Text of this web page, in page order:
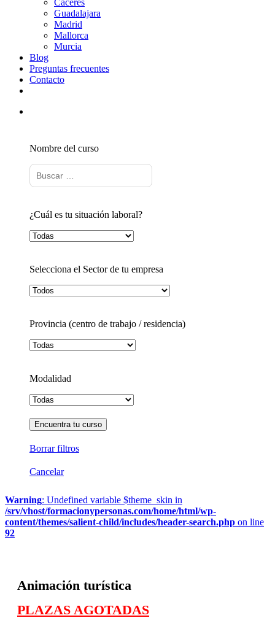
Cáceres
Guadalajara
Madrid
Mallorca
Murcia
Blog
Preguntas frecuentes
Contacto
Nombre del curso
¿Cuál es tu situación laboral?
Selecciona el Sector de tu empresa
Provincia (centro de trabajo / residencia)
Modalidad
Borrar filtros
Cancelar
Warning: Undefined variable $theme_skin in
/srv/vhost/formacionypersonas.com/home/html/wp-
content/themes/salient-child/includes/header-search.php on line
92
Animación turística
PLAZAS AGOTADAS